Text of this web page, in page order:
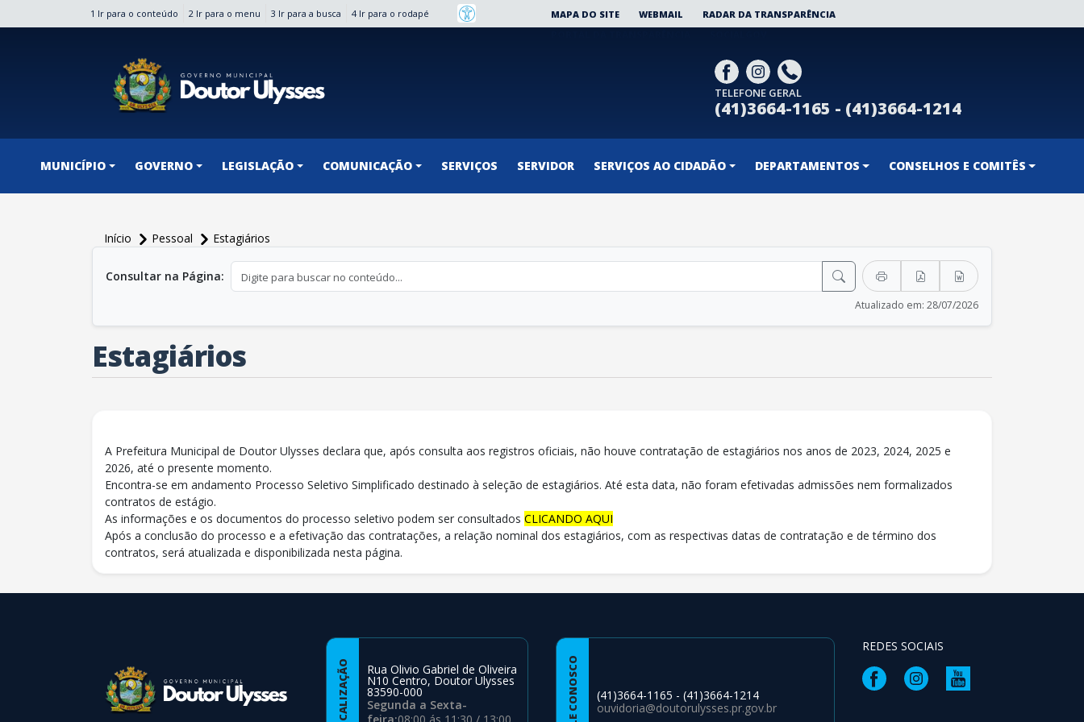
1 Ir para o conteúdo 2 Ir para o menu 3 Ir para a busca 4 Ir para o rodapé MAPA DO SITE WEBMAIL
RADAR DA TRANSPARÊNCIA
TELEFONE GERAL
(41)3664-1165 - (41)3664-1214
MUNICÍPIO GOVERNO LEGISLAÇÃO COMUNICAÇÃO SERVIÇOS SERVIDOR SERVIÇOS AO CIDADÃO DEPARTAMENTOS CONSELHOS E COMITÊS
Início Pessoal
Estagiários
Consultar na Página:
Atualizado em: 28/07/2026
Estagiários
A Prefeitura Municipal de Doutor Ulysses declara que, após consulta aos registros oficiais, não houve contratação de estagiários nos anos de 2023, 2024, 2025 e
2026, até o presente momento.
Encontra-se em andamento Processo Seletivo Simplificado destinado à seleção de estagiários. Até esta data, não foram efetivadas admissões nem formalizados
contratos de estágio.
As informações e os documentos do processo seletivo podem ser consultados CLICANDO AQUI
Após a conclusão do processo e a efetivação das contratações, a relação nominal dos estagiários, com as respectivas datas de contratação e de término dos
contratos, será atualizada e disponibilizada nesta página.
LOCALIZAÇÃO Rua Olivio Gabriel de Oliveira
N10 Centro, Doutor Ulysses
83590-000
Segunda a Sexta-
FALE CONOSCO
(41)3664-1165 - (41)3664-1214
ouvidoria@doutorulysses.pr.gov.br
REDES SOCIAIS